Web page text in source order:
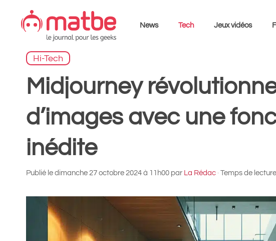
contenu
News Tech Jeux vidéos
Hi-Tech
Midjourney
d’images avec une
inédite
Publié ledimanche 27 octobre 2024 à 11h00 par La Rédac · Temps de